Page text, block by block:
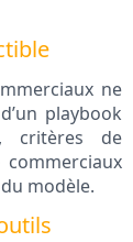
ne
playbook
critères de
modèle.